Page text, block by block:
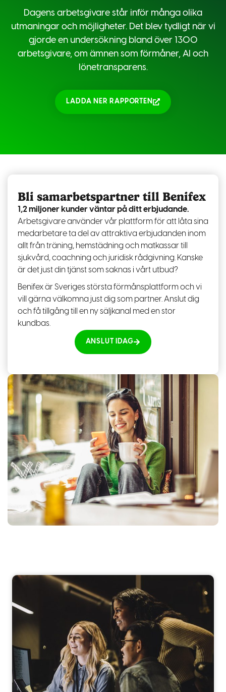
Dagens arbetsgivare står inför många olika
utmaningar och möjligheter. Det blev tydligt när vi
gjorde en undersökning bland över 1300
arbetsgivare, om ämnen som förmåner, AI och
lönetransparens.
LADDA NER RAPPORTEN
Bli samarbetspartner till Benifex
1,2 miljoner kunder väntar på ditt erbjudande.
Arbetsgivare använder vår plattform för att låta sina
medarbetare ta del av attraktiva erbjudanden inom
allt från träning, hemstädning och matkassar till
sjukvård, coachning och juridisk rådgivning. Kanske
är det just din tjänst som saknas i vårt utbud?
Benifex är Sveriges största förmånsplattform och vi
vill gärna välkomna just dig som partner. Anslut dig
och få tillgång till en ny säljkanal med en stor
kundbas.
ANSLUT IDAG